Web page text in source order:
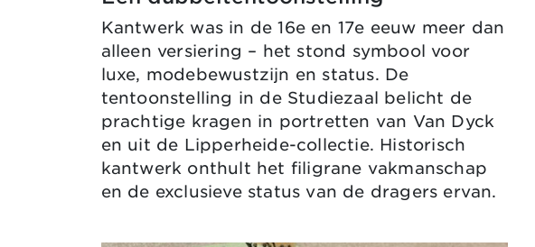
Kantwerk was in de 16e en 17e eeuw meer dan
alleen versiering – het stond symbool voor
luxe, modebewustzijn en status. De
tentoonstelling in de Studiezaal belicht de
prachtige kragen in portretten van Van Dyck
en uit de Lipperheide-collectie. Historisch
kantwerk onthult het filigrane vakmanschap
en de exclusieve status van de dragers ervan.